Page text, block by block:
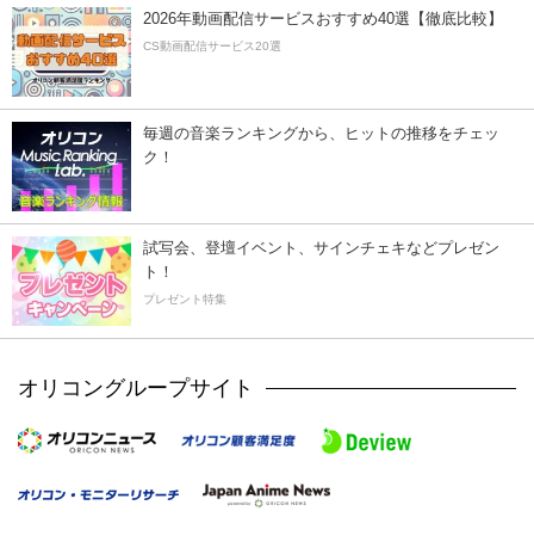
2026年動画配信サービスおすすめ40選【徹底比較】
CS動画配信サービス20選
毎週の音楽ランキングから、ヒットの推移をチェッ
ク！
試写会、登壇イベント、サインチェキなどプレゼン
ト！
プレゼント特集
オリコングループサイト